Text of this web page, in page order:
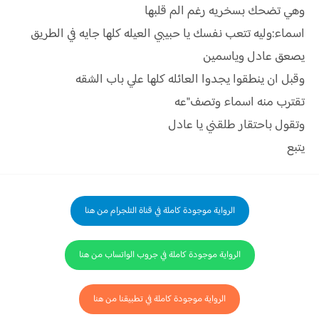
وهي تضحك بسخريه رغم الم قلبها
اسماء:وليه تتعب نفسك يا حبيبي العيله كلها جايه في الطريق
يصعق عادل وياسمين
وقبل ان ينطقوا يجدوا العائله كلها علي باب الشقه
تقترب منه اسماء وتصف"عه
وتقول باحتقار طلقني يا عادل
يتبع
الرواية موجودة كاملة في قناة التلجرام من هنا
الرواية موجودة كاملة في جروب الواتساب من هنا
الرواية موجودة كاملة في تطبيقنا من هنا